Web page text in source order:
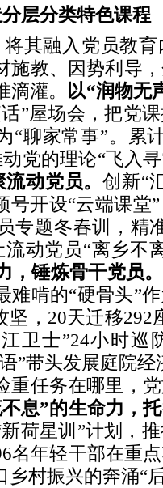
层分类特色课程
其融入党员教
施教、因势利导
灌。
以“润物无
”屋场会，把党
“聊家常事”。累
党的理论“飞入
流动党员。创新“
号开设“云端课堂
专题冬春训，精
动党员“离乡不
，锤炼骨干党员。
难啃的“硬骨头”
坚，20天迁移292
卫士”24小时巡
”带头发展庭院
重任务在哪里，
不息”的生命力，
荷星训”计划，
名年轻干部在重
乡村振兴的奔涌“